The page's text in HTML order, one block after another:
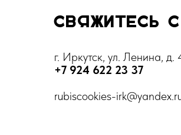
Свяжитесь
г. Иркутск, ул. Ленина, д.
+7 924 622 23 37
rubiscookies-